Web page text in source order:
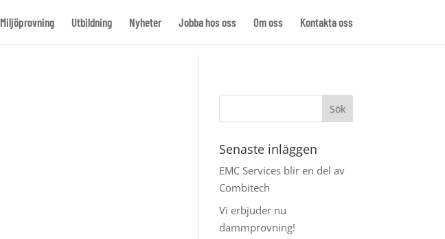
Miljöprovning Utbildning Nyheter Jobba hos oss Om oss Kontakta oss
Senaste inläggen
EMC Services blir en del av
Combitech
Vi erbjuder nu
dammprovning!